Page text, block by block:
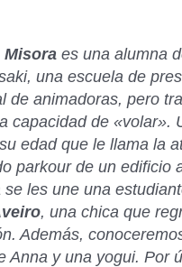
Misora es una alumna
, una escuela de
de animadoras, pero
capacidad de «volar».
edad que le llama la
parkourde un edificio
se les une una
, una chica que
Además,
Anna y una yogui. Por